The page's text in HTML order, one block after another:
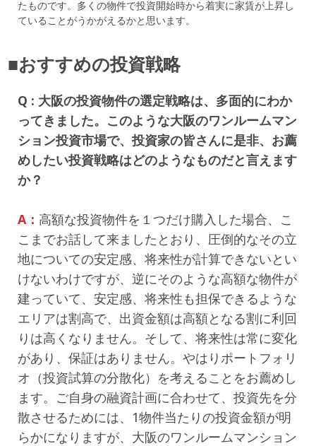
たものです。多くの物件で投資開始時から着実に家賃が上昇し
ていることがうかがえるかと思います。
■おすすめの投資戦略
Q : 大阪の投資物件の選定戦略は、多面的にわか
ってきました。このような大阪のワンルームマン
ション投資市場で、投資家の皆さんに是非、お薦
めしたい投資戦略はどのようなものだと言えます
か？
A： 高額な投資物件を１つだけ購入した場合、こ
こまでお話して来ましたとおり、圧倒的なその立
地についての安定感、将来性が計算できないとい
けないわけですが、逆にそのような高額な物件が
建っていて、安定感、将来性も担保できるような
エリアは割高で、出資金額は高額となる割に利回
りは高くなりません。そして、将来性は常に変化
があり、保証はありません。やはりポートフォリ
オ（投資試算の分散化）を考えることをお薦めし
ます。ご自身の融資計画に合わせて、投資先を分
散させるためには、1物件当たりの投資金額が明
らかになりますが、大阪のワンルームマンション